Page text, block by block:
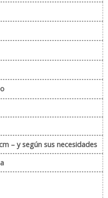
– y según sus necesidades